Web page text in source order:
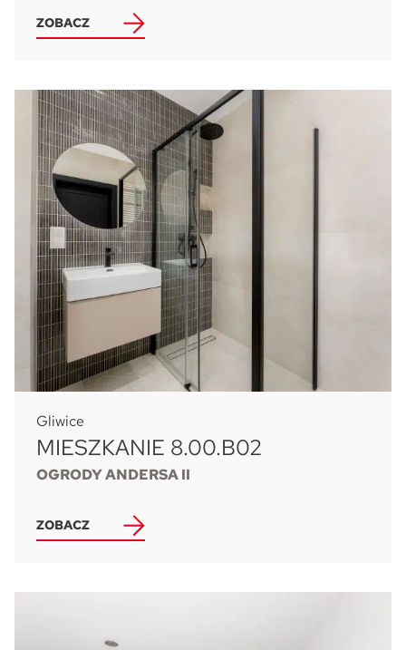
ZOBACZ
Gliwice
MIESZKANIE 8.00.B02
OGRODY ANDERSA II
ZOBACZ